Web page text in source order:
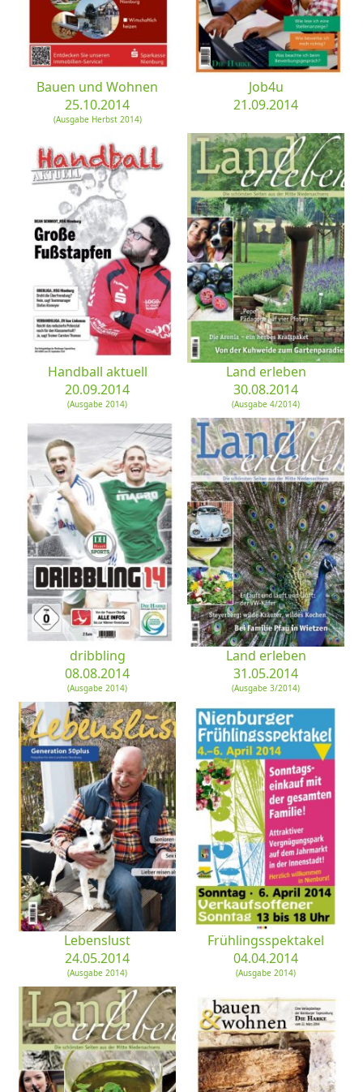
Bauen und Wohnen
25.10.2014
(Ausgabe Herbst 2014)
Job4u
21.09.2014
Handball aktuell
20.09.2014
(Ausgabe 2014)
Land erleben
30.08.2014
(Ausgabe 4/2014)
dribbling
08.08.2014
(Ausgabe 2014)
Land erleben
31.05.2014
(Ausgabe 3/2014)
Lebenslust
24.05.2014
(Ausgabe 2014)
Frühlingsspektakel
04.04.2014
(Ausgabe 2014)